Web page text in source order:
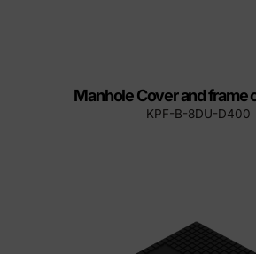
Manhole Cover and frame
KPF-B-8DU-D400